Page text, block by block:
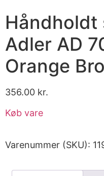
Håndholdt
Adler AD
Orange
356.00 kr.
Køb vare
Varenummer (SKU):